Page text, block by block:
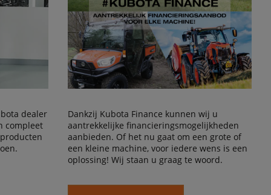
dealer
compleet
Dankzij Kubota Finance kunnen wij u
aantrekkelijke financieringsmogelijkheden
aanbieden. Of het nu gaat om een grote of
een kleine machine, voor iedere wens is een
oplossing! Wij staan u graag te woord.